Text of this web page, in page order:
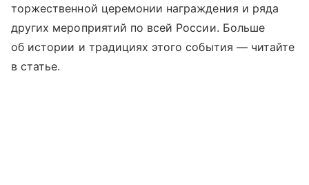
торжественной церемонии награждения и ряда
других мероприятий по всей России. Больше
об истории и традициях этого события — читайте
в статье.